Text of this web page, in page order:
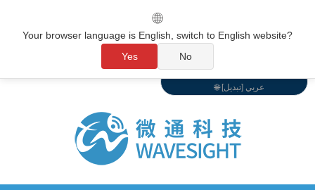
🌐 عربي [تبديل]
🌐
Your browser language is English, switch to English website?
Yes
No